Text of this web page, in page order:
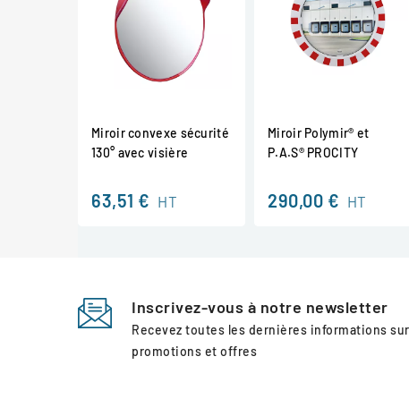
Miroir convexe sécurité
130° avec visière
63,51 € HT
Miroir Polymir® et
P.A.S® PROCITY
290,00 € HT
Inscrivez-vous à notre newsletter
Recevez toutes les dernières informations
promotions et offres